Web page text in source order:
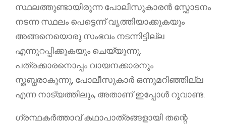
സ്ഥലത്തുണ്ടായിരുന്ന പോലീസുകാരൻ സ്ഫോടനം
നടന്ന സ്ഥലം പെട്ടെന്ന് വൃത്തിയാക്കുകയും
അങ്ങനെയൊരു സംഭവം നടന്നിട്ടില്ല
എന്നുറപ്പിക്കുകയും ചെയ്യുന്നു.
പത്രക്കാരനൊപ്പം വായനക്കാരനും
സ്തബ്ധരാകുന്നു, പോലീസുകാർ ഒന്നുമറിഞ്ഞില്ല
എന്ന നാട്യത്തിലും, അതാണ് ഇപ്പോൾ റുവാണ്ട.
ഗ്രന്ഥകർത്താവ് കഥാപാത്രങ്ങളായി തന്റെ